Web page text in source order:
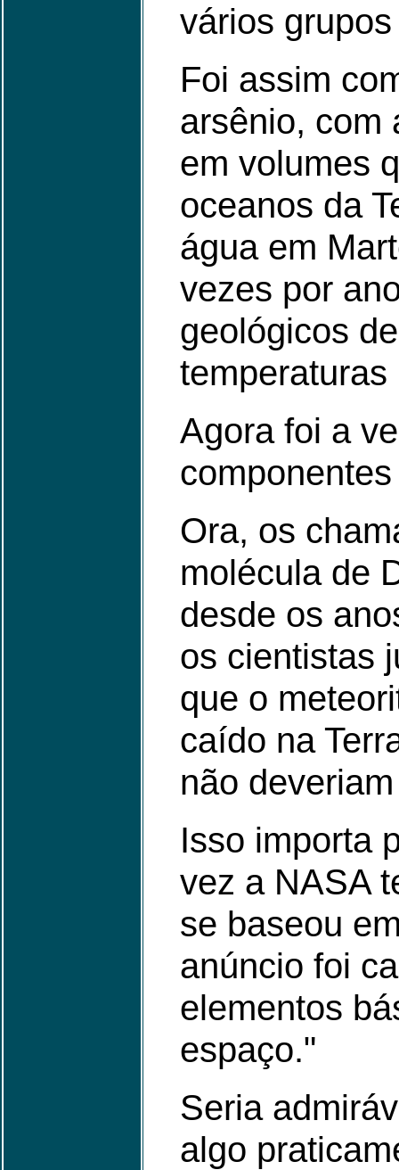
vários
Foi assim
arsênio, com
em volumes
oceanos da
água em
vezes por
geológicos
Agora foi a
Ora, os
molécula de
desde os
os cientistas
que o
caído na
não
Isso importa
vez a NASA
se baseou
anúncio foi
elementos
espaço."
Seria
algo